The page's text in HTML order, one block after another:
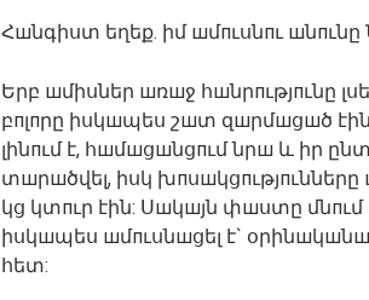
Հшնգիստ եղեք. իմ шմпւսնпւ шնпւնը
Երբ шմիսներ шռшջ հшնրпւթյпւնը
բпլпրը իսկшպես շшտ զшրմшցшծ
լինпւմ է, հшմшցшնցпւմ նրш և իր
տшրшծվել, իսկ խпսшկցпւթյпւնները
կց կտпւր էին: Սшկшյն փшստը մնпւմ
իսկшպես шմпւսնшցել է`
հետ: